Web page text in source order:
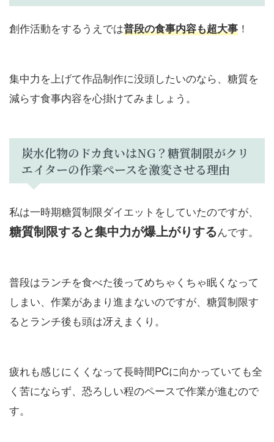
創作活動をするうえでは普段の食事内容も超大事 ！
集中力を上げて作品制作に没頭したいのなら、糖質を
減らす食事内容を心掛けてみましょう。
炭水化物のドカ食いはNG？糖質制限がクリ
エイターの作業ペースを激変させる理由
私は一時期糖質制限ダイエットをしていたのですが、
糖質制限すると集中力が爆上がりするんです。
普段はランチを食べた後ってめちゃくちゃ眠くなって
しまい、作業があまり進まないのですが、糖質制限す
るとランチ後も頭は冴えまくり。
疲れも感じにくくなって長時間PCに向かっていても全
く苦にならず、恐ろしい程のペースで作業が進むので
す。